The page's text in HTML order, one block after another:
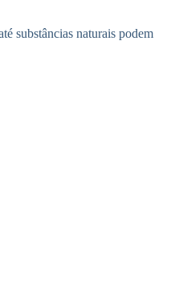
substâncias naturais podem